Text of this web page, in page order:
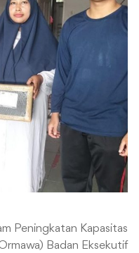
Peningkatan Kapasitas
Badan Eksekutif